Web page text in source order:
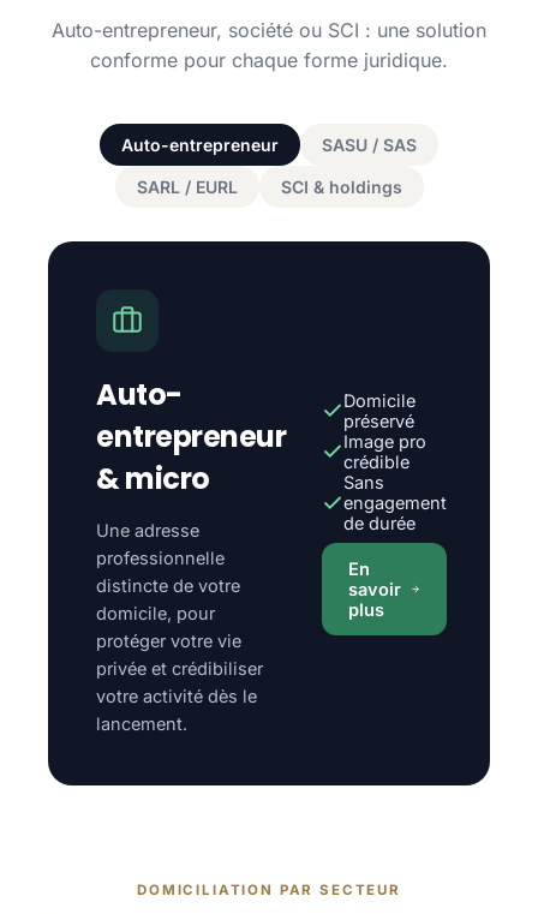
Auto-entrepreneur, société ou SCI : une solution
conforme pour chaque forme juridique.
Auto-entrepreneur SASU / SAS
SARL / EURL SCI & holdings
Auto-
entrepreneur
& micro
Une adresse
professionnelle
distincte de votre
domicile, pour
protéger votre vie
privée et crédibiliser
votre activité dès le
lancement.
Domicile
préservé
Image pro
crédible
Sans
engagement
de durée
En
savoir
plus
DOMICILIATION PAR SECTEUR